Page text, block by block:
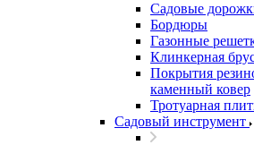
Садовые
Бордюры
Газонные
Клинкерная
Покрытия
каменный ковер
Тротуарная
Садовый инструмент